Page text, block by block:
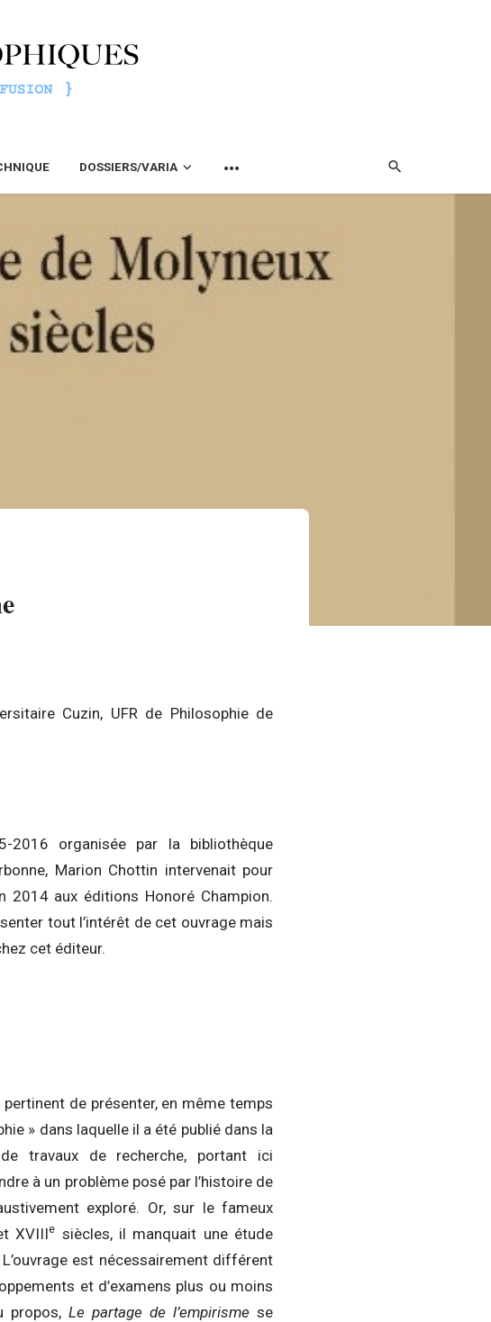
DOSSIERS/VARIA
Cuzin, UFR de Philosophie de
2016 organisée par la bibliothèque
Marion Chottin intervenait pour
2014 aux éditions Honoré Champion.
tout l’intérêt de cet ouvrage mais
cet éditeur.
de présenter, en même temps
» dans laquelle il a été publié dans la
travaux de recherche, portant ici
à un problème posé par l’histoire de
exploré. Or, sur le fameux
XVIIIe siècles, il manquait une étude
est nécessairement différent
et d’examens plus ou moins
propos,Le partage de l’empirisme se